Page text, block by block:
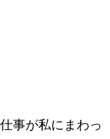
事が私にまわっ